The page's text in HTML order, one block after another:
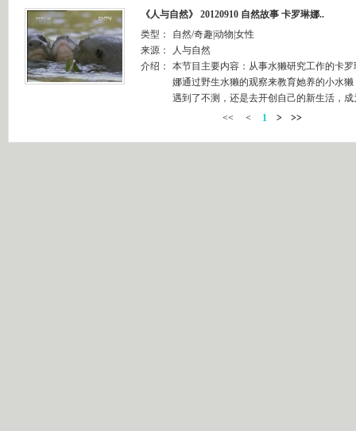
《人与自然》 20120910 自然故事 卡罗琳娜..
类型：
自然/奇趣|动物|女性
来源：
人与自然
介绍：
本节目主要内容：从事水獭研究工作的卡
娜通过野生水獭的观察来教育她养的小水
遇到了不测，还是去开创自己的新生活，成
<<
< 1 > >>